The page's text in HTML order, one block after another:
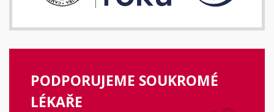
PODPORUJEME SOUKROMÉ
LÉKAŘE